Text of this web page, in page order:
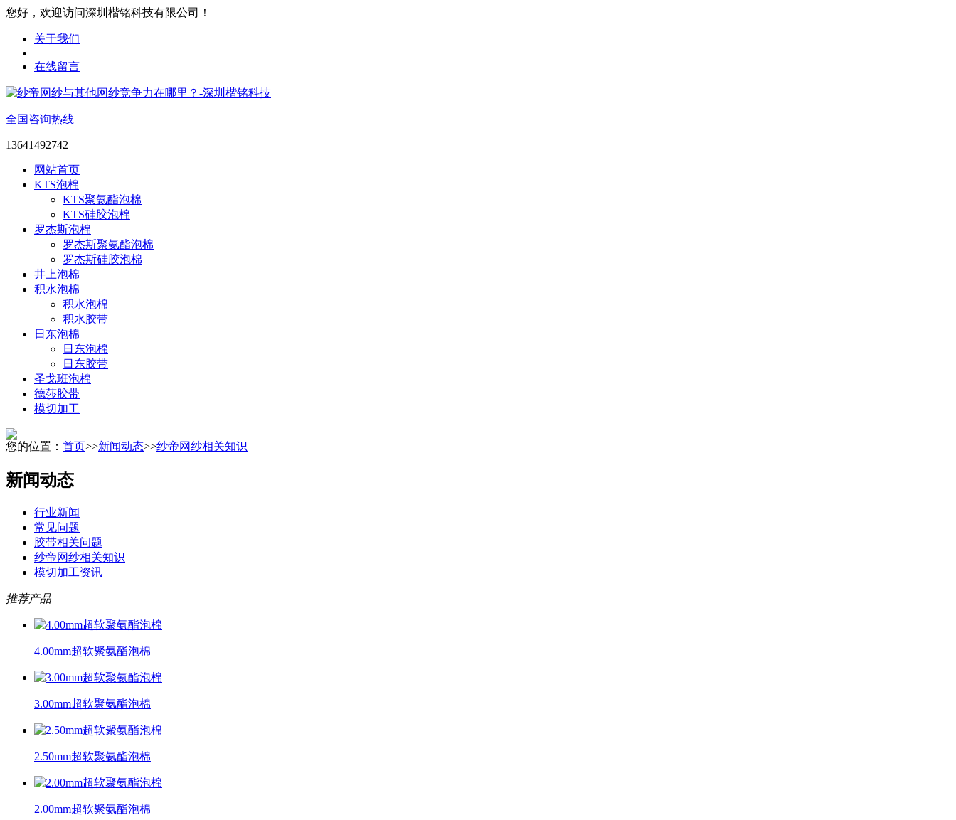
您好，欢迎访问深圳楷铭科技有限公司！
关于我们
在线留言
全国咨询热线
13641492742
网站首页
KTS泡棉
KTS聚氨酯泡棉
KTS硅胶泡棉
罗杰斯泡棉
罗杰斯聚氨酯泡棉
罗杰斯硅胶泡棉
井上泡棉
积水泡棉
积水泡棉
积水胶带
日东泡棉
日东泡棉
日东胶带
圣戈班泡棉
德莎胶带
模切加工
您的位置： 首页>>新闻动态>>纱帝网纱相关知识
新闻动态
行业新闻
常见问题
胶带相关问题
纱帝网纱相关知识
模切加工资讯
推荐产品
4.00mm超软聚氨酯泡棉
3.00mm超软聚氨酯泡棉
2.50mm超软聚氨酯泡棉
2.00mm超软聚氨酯泡棉